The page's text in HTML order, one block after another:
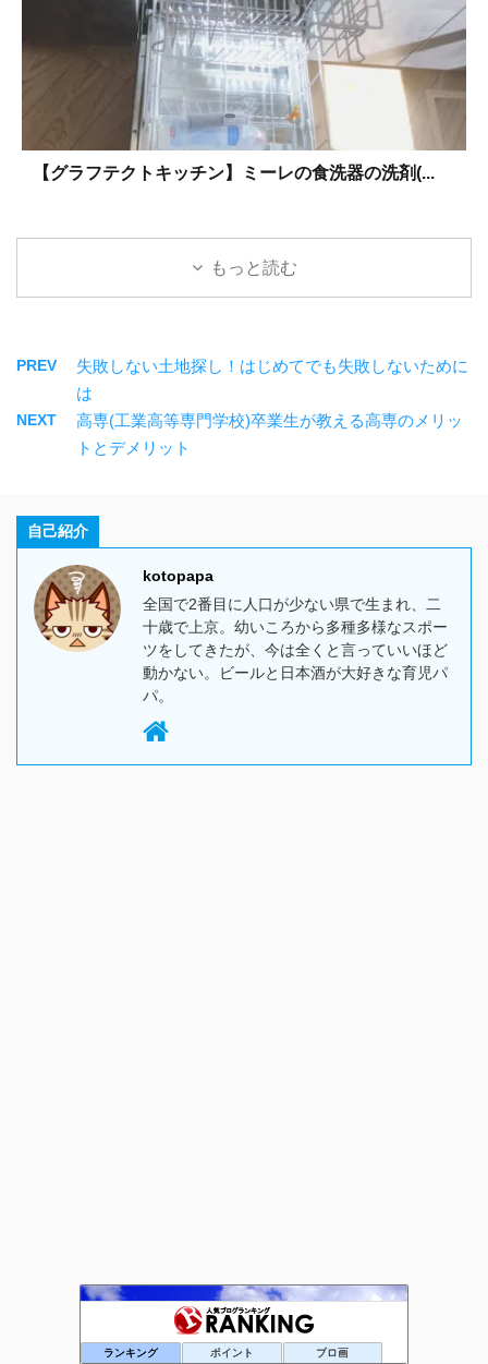
【グラフテクトキッチン】ミーレの食洗器の洗剤(...
もっと読む
PREV
失敗しない土地探し！はじめてでも失敗しないために
は
NEXT
高専(工業高等専門学校)卒業生が教える高専のメリッ
トとデメリット
自己紹介
kotopapa
全国で2番目に人口が少ない県で生まれ、二
十歳で上京。幼いころから多種多様なスポー
ツをしてきたが、今は全くと言っていいほど
動かない。ビールと日本酒が大好きな育児パ
パ。
ランキング ポイント ブロ画
53位 SHARE-OB | 私たちの脳を共有